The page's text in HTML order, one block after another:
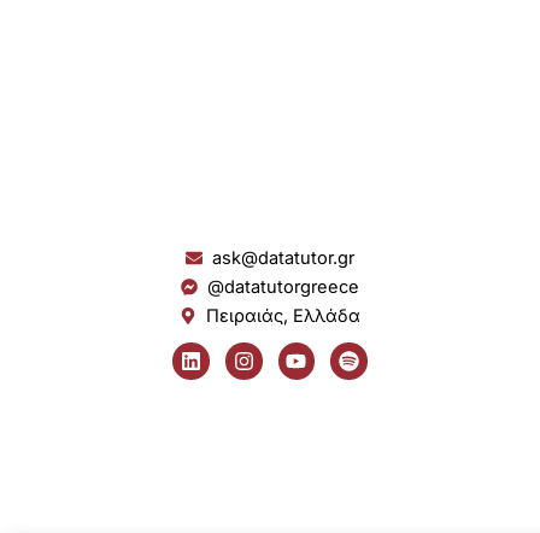
ask@datatutor.gr
@datatutorgreece
Πειραιάς, Ελλάδα
L
i
n
I
n
s
Y
o
u
S
p
o